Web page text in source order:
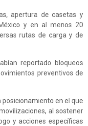
apertura de casetas y
y en al menos 20
rutas de carga y de
reportado bloqueos
preventivos de
posicionamiento en el que
al sostener
y acciones específicas